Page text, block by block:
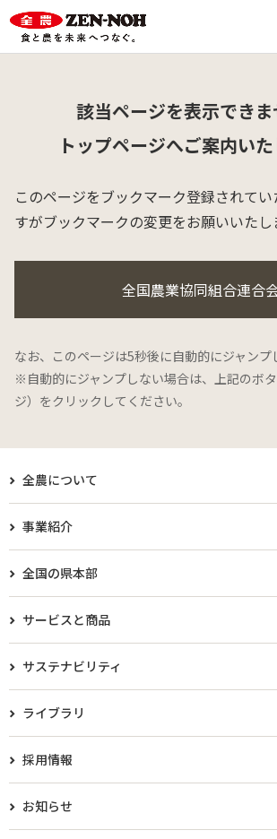
該当ページを表示できま
トップページへご案内いた
このページをブックマーク登録されてい
すがブックマークの変更をお願いいたし
全国農業協同組合連合
なお、このページは5秒後に自動的にジャンプ
※自動的にジャンプしない場合は、上記のボ
ジ）をクリックしてください。
全農について
事業紹介
全国の県本部
サービスと商品
サステナビリティ
ライブラリ
採用情報
お知らせ